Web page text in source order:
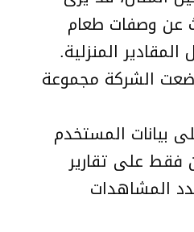
عن وصفات طعام
المنزلية.
الشركة مجموعة
بيانات المستخدم
فقط على تقارير
المشاهدات